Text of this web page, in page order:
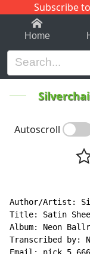
Subscribe
1-9Home
Autoscroll
Author/Artist:
Title: Satin
Album: Neon
Transcribed by: